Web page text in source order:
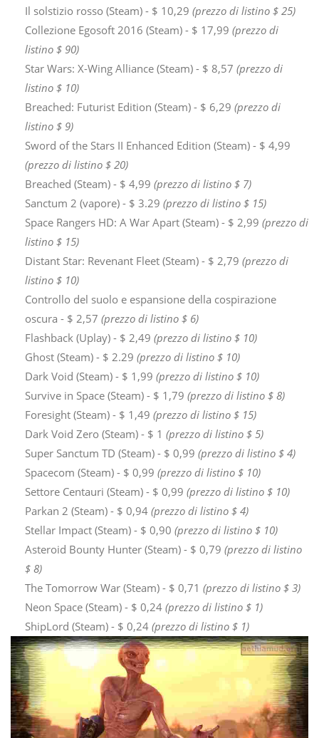
Il solstizio rosso (Steam) - $ 10,29 (prezzo di listino $ 25)
Collezione Egosoft 2016 (Steam) - $ 17,99 (prezzo di
listino $ 90)
Star Wars: X-Wing Alliance (Steam) - $ 8,57 (prezzo di
listino $ 10)
Breached: Futurist Edition (Steam) - $ 6,29 (prezzo di
listino $ 9)
Sword of the Stars II Enhanced Edition (Steam) - $ 4,99
(prezzo di listino $ 20)
Breached (Steam) - $ 4,99 (prezzo di listino $ 7)
Sanctum 2 (vapore) - $ 3.29 (prezzo di listino $ 15)
Space Rangers HD: A War Apart (Steam) - $ 2,99 (prezzo di
listino $ 15)
Distant Star: Revenant Fleet (Steam) - $ 2,79 (prezzo di
listino $ 10)
Controllo del suolo e espansione della cospirazione
oscura - $ 2,57 (prezzo di listino $ 6)
Flashback (Uplay) - $ 2,49 (prezzo di listino $ 10)
Ghost (Steam) - $ 2.29 (prezzo di listino $ 10)
Dark Void (Steam) - $ 1,99 (prezzo di listino $ 10)
Survive in Space (Steam) - $ 1,79 (prezzo di listino $ 8)
Foresight (Steam) - $ 1,49 (prezzo di listino $ 15)
Dark Void Zero (Steam) - $ 1 (prezzo di listino $ 5)
Super Sanctum TD (Steam) - $ 0,99 (prezzo di listino $ 4)
Spacecom (Steam) - $ 0,99 (prezzo di listino $ 10)
Settore Centauri (Steam) - $ 0,99 (prezzo di listino $ 10)
Parkan 2 (Steam) - $ 0,94 (prezzo di listino $ 4)
Stellar Impact (Steam) - $ 0,90 (prezzo di listino $ 10)
Asteroid Bounty Hunter (Steam) - $ 0,79 (prezzo di listino
$ 8)
The Tomorrow War (Steam) - $ 0,71 (prezzo di listino $ 3)
Neon Space (Steam) - $ 0,24 (prezzo di listino $ 1)
ShipLord (Steam) - $ 0,24 (prezzo di listino $ 1)